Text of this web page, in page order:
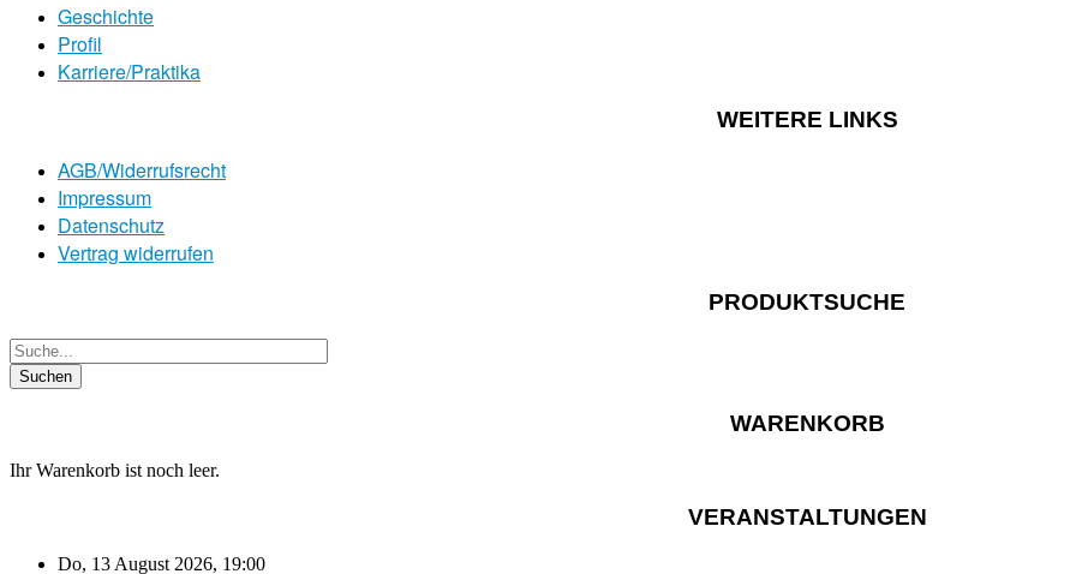
Geschichte
Profil
Karriere/Praktika
WEITERE LINKS
AGB/Widerrufsrecht
Impressum
Datenschutz
Vertrag widerrufen
PRODUKTSUCHE
WARENKORB
Ihr Warenkorb ist noch leer.
VERANSTALTUNGEN
Do, 13 August 2026, 19:00